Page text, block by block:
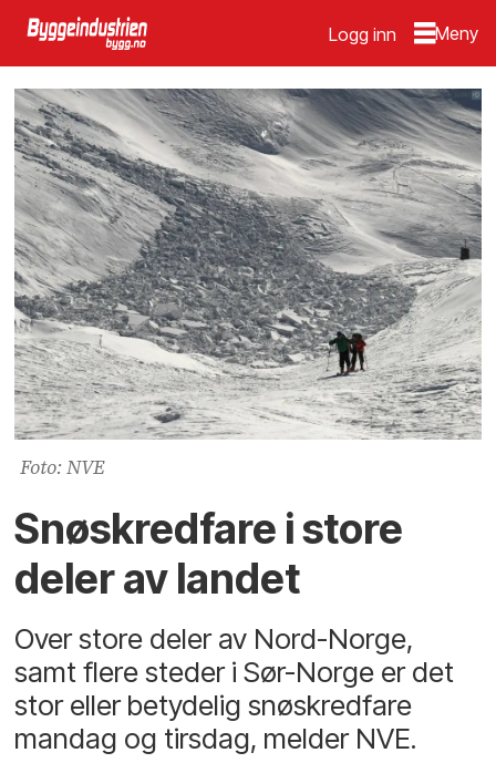
Logg inn
Foto: NVE
Snøskredfare i store
deler av landet
Over store deler av Nord-Norge,
samt flere steder i Sør-Norge er det
stor eller betydelig snøskredfare
mandag og tirsdag, melder NVE.